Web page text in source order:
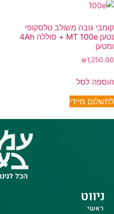
קומבי גובה משולב טלסקופי
נטען MT 100e + סוללה 4Ah
ומטען
₪1,250.00
הוספה לסל
לתשלום מיידי
ניווט
ראשי